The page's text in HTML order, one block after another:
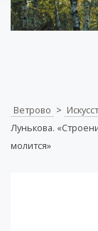
Ветрово >
Лунькова.
молится»